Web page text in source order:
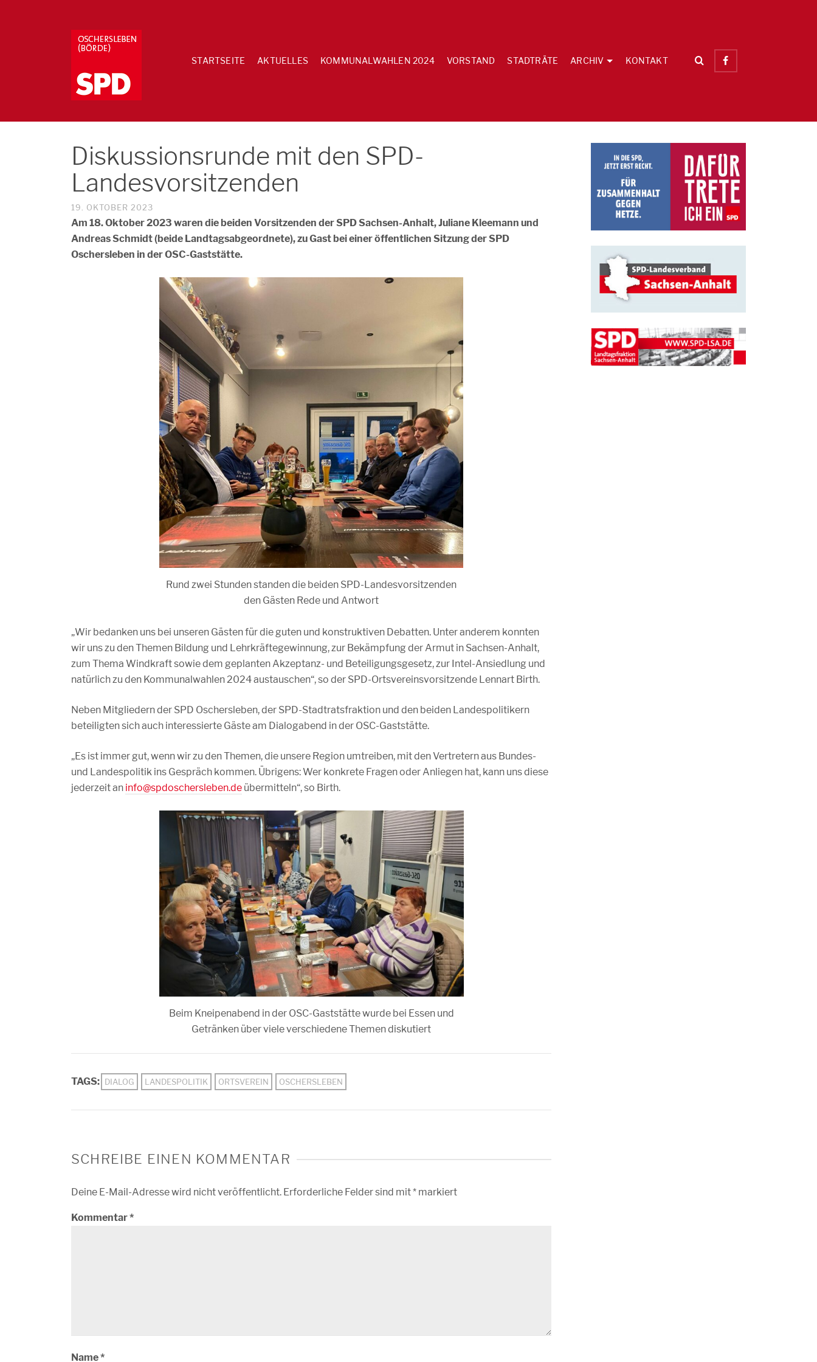
STARTSEITE AKTUELLES KOMMUNALWAHLEN 2024 VORSTAND STADTRÄTE ARCHIV KONTAKT
Diskussionsrunde mit den SPD-
Landesvorsitzenden
19. OKTOBER 2023
Am 18. Oktober 2023 waren die beiden Vorsitzenden der SPD Sachsen-Anhalt, Juliane Kleemann und
Andreas Schmidt (beide Landtagsabgeordnete), zu Gast bei einer öffentlichen Sitzung der SPD
Oschersleben in der OSC-Gaststätte.
Rund zwei Stunden standen die beiden SPD-Landesvorsitzenden
den Gästen Rede und Antwort
„Wir bedanken uns bei unseren Gästen für die guten und konstruktiven Debatten. Unter anderem konnten
wir uns zu den Themen Bildung und Lehrkräftegewinnung, zur Bekämpfung der Armut in Sachsen-Anhalt,
zum Thema Windkraft sowie dem geplanten Akzeptanz- und Beteiligungsgesetz, zur Intel-Ansiedlung und
natürlich zu den Kommunalwahlen 2024 austauschen“, so der SPD-Ortsvereinsvorsitzende Lennart Birth.
Neben Mitgliedern der SPD Oschersleben, der SPD-Stadtratsfraktion und den beiden Landespolitikern
beteiligten sich auch interessierte Gäste am Dialogabend in der OSC-Gaststätte.
„Es ist immer gut, wenn wir zu den Themen, die unsere Region umtreiben, mit den Vertretern aus Bundes-
und Landespolitik ins Gespräch kommen. Übrigens: Wer konkrete Fragen oder Anliegen hat, kann uns diese
jederzeit an info@spdoschersleben.de übermitteln“, so Birth.
Beim Kneipenabend in der OSC-Gaststätte wurde bei Essen und
Getränken über viele verschiedene Themen diskutiert
TAGS: DIALOG LANDESPOLITIK ORTSVEREIN OSCHERSLEBEN
SCHREIBE EINEN KOMMENTAR
Deine E-Mail-Adresse wird nicht veröffentlicht. Erforderliche Felder sind mit* markiert
Kommentar*
Name*